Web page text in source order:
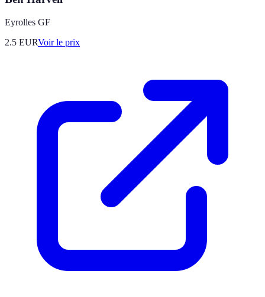
Eyrolles GF
2.5 EURVoir le prix